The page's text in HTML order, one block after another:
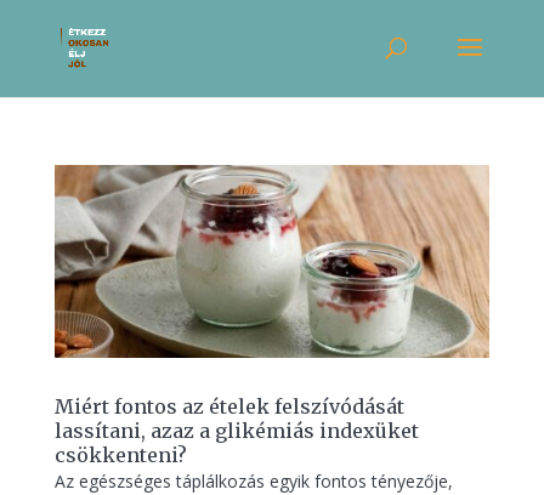
Miért fontos az ételek felszívódását
lassítani, azaz a glikémiás indexüket
csökkenteni?
​Az egészséges táplálkozás egyik fontos tényezője,